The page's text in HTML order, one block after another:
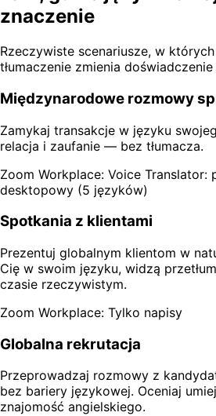
znaczenie
Rzeczywiste scenariusze, w
tłumaczenie zmienia
Międzynarodowe rozmowy
Zamykaj transakcje w języku
relacja i zaufanie — bez tłumacza.
Zoom Workplace: Voice Translator:
desktopowy (5 języków)
Spotkania z klientami
Prezentuj globalnym klientom w
Cię w swoim języku, widzą
czasie rzeczywistym.
Zoom Workplace: Tylko napisy
Globalna rekrutacja
Przeprowadzaj rozmowy z
bez bariery językowej. Oceniaj
znajomość angielskiego.